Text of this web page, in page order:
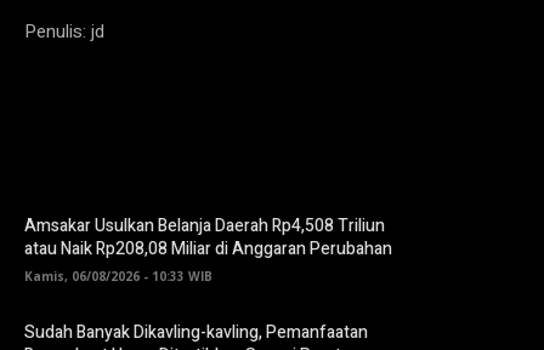
Penulis: jd
Amsakar Usulkan Belanja Daerah Rp4,508 Triliun
atau Naik Rp208,08 Miliar di Anggaran Perubahan
Kamis, 06/08/2026 - 10:33 WIB
Sudah Banyak Dikavling-kavling, Pemanfaatan